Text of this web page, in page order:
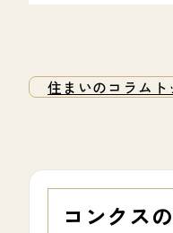
住まいのコラムト
コンクス